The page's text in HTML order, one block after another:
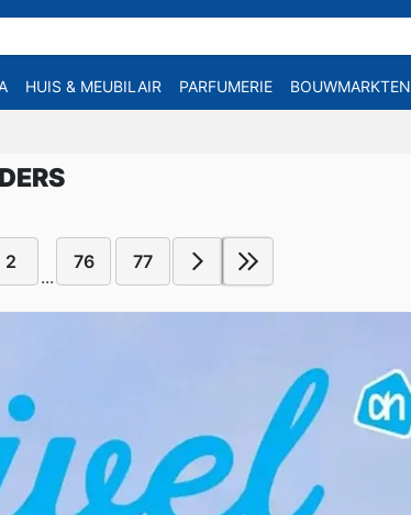
HUIS & MEUBILAIR PARFUMERIE BOUWMARKTEN
2
...
76 77